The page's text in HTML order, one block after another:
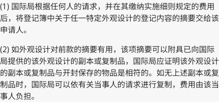
(1) 国际局根据任何人的请求，并在其缴纳实施细则规定的费用
后，将登记簿中关于任一特定外观设计的登记内容的摘要交给该
申请人。
(2) 如外观设计对前款的摘要有用，该项摘要可以附具已向国际
局提供的该外观设计的副本或复制品，国际局应证明该外观设计
的副本或复制品与开封保存的物品是相符的。如无上述副本或复
制品时，国际局可以依有关当事人的请求进行复制，费用由该当
事人负担。